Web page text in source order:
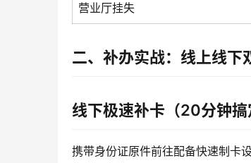
营业厅挂失
二、补办实战：线上线下
线下极速补卡（20分钟搞
携带身份证原件前往配备快速制卡